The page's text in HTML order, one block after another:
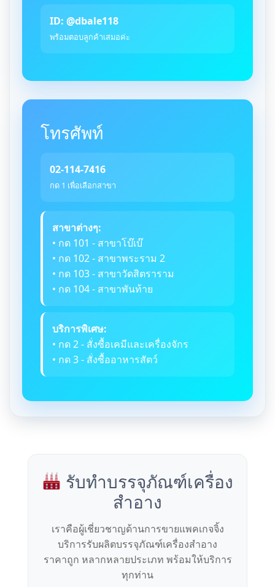
ID: @dbale118
พร้อมตอบลูกค้าเสมอค่ะ
โทรศัพท์
02-114-7416
กด 1 เพื่อเลือกสาขา
สาขาต่างๆ:
• กด 101 - สาขาโบ๊เบ๊
• กด 102 - สาขาพระราม 2
• กด 103 - สาขาวัดสิตราราม
• กด 104 - สาขาพันท้าย
บริการพิเศษ:
• กด 2 - สั่งซื้อเคมีและเครื่องจักร
• กด 3 - สั่งซื้ออาหารสัตว์
รับทำบรรจุภัณฑ์เครื่อง
สำอาง
เราคือผู้เชี่ยวชาญด้านการขายแพคเกจจิ้ง
บริการรับผลิตบรรจุภัณฑ์เครื่องสำอาง
ราคาถูก หลากหลายประเภท พร้อมให้บริการ
ทุกท่าน